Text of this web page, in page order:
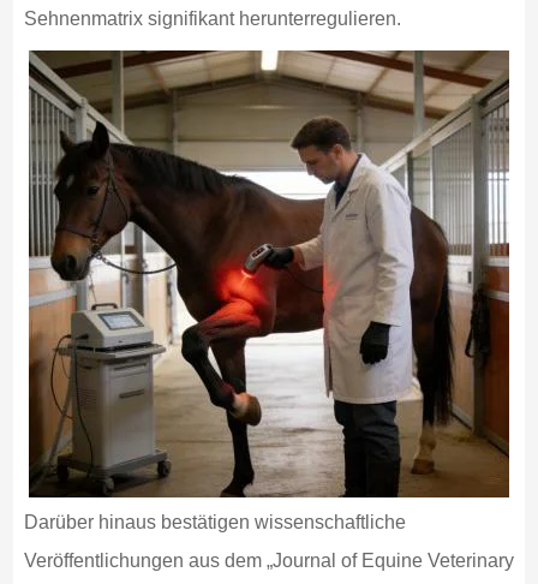
Sehnenmatrix signifikant herunterregulieren.
Darüber hinaus bestätigen wissenschaftliche
Veröffentlichungen aus dem „Journal of Equine Veterinary